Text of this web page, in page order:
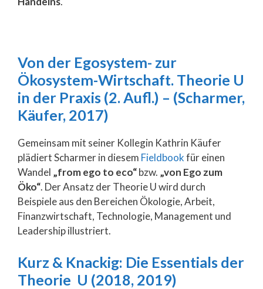
Von der Egosystem- zur
Ökosystem-Wirtschaft. Theorie U
in der Praxis (2. Aufl.) – (Scharmer,
Käufer, 2017)
Gemeinsam mit seiner Kollegin Kathrin Käufer
plädiert Scharmer in diesem Fieldbookfür einen
Wandel „from ego to eco“bzw. „von Ego zum
Öko“. Der Ansatz der Theorie U wird durch
Beispiele aus den Bereichen Ökologie, Arbeit,
Finanzwirtschaft, Technologie, Management und
Leadership illustriert.
Kurz & Knackig: Die Essentials der
Theorie U (2018, 2019)